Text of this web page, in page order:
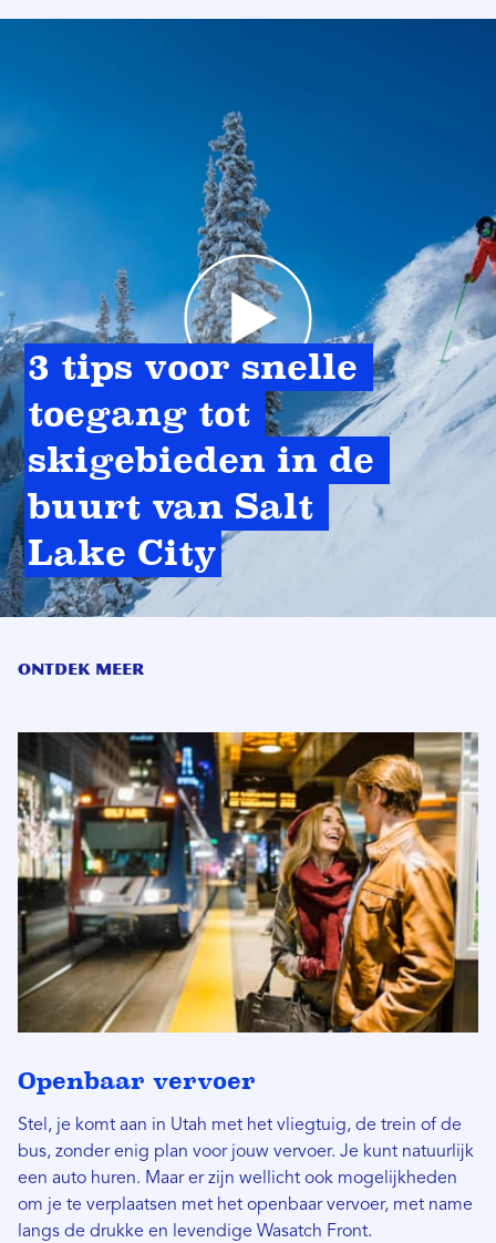
3 tips voor snelle
toegang tot
skigebieden in de
buurt van Salt
Lake City
Ontdek meer
Openbaar vervoer
Stel, je komt aan in Utah met het vliegtuig, de trein of de
bus, zonder enig plan voor jouw vervoer. Je kunt natuurlijk
een auto huren. Maar er zijn wellicht ook mogelijkheden
om je te verplaatsen met het openbaar vervoer, met name
langs de drukke en levendige Wasatch Front.